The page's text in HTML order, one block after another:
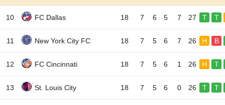
10 FC Dallas 18 7 6 5 7 27 T T
11 New York City FC 18 7 5 6 7 26 H B
12 FC Cincinnati 18 7 5 6 1 26 H T
13 St. Louis City 18 7 5 6 0 26 T T